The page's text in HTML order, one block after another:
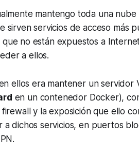
mantengo toda una
sirven servicios de acceso más
no están expuestos a
a ellos.
ellos era mantener un servidor
en un contenedor Docker),
firewally la exposición que ello
dichos servicios, en puertos